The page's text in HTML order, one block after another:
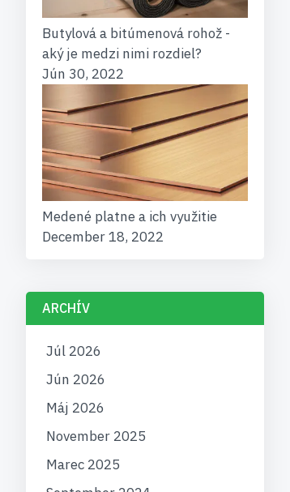
Butylová a bitúmenová rohož -
aký je medzi nimi rozdiel?
Jún 30, 2022
Medené platne a ich využitie
December 18, 2022
ARCHÍV
Júl 2026
Jún 2026
Máj 2026
November 2025
Marec 2025